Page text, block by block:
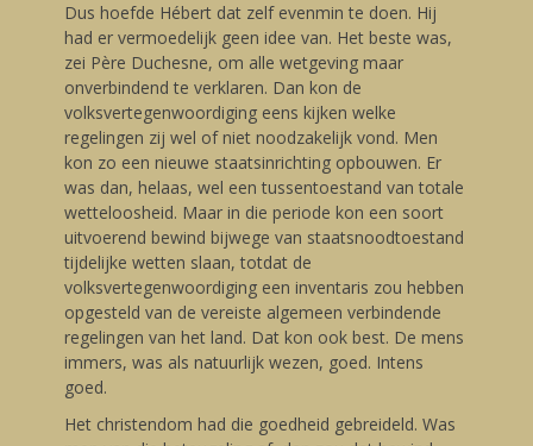
Dus hoefde Hébert dat zelf evenmin te doen. Hij
had er vermoedelijk geen idee van. Het beste was,
zei Père Duchesne, om alle wetgeving maar
onverbindend te verklaren. Dan kon de
volksvertegenwoordiging eens kijken welke
regelingen zij wel of niet noodzakelijk vond. Men
kon zo een nieuwe staatsinrichting opbouwen. Er
was dan, helaas, wel een tussentoestand van totale
wetteloosheid. Maar in die periode kon een soort
uitvoerend bewind bijwege van staatsnoodtoestand
tijdelijke wetten slaan, totdat de
volksvertegenwoordiging een inventaris zou hebben
opgesteld van de vereiste algemeen verbindende
regelingen van het land. Dat kon ook best. De mens
immers, was als natuurlijk wezen, goed. Intens
goed.
Het christendom had die goedheid gebreideld. Was